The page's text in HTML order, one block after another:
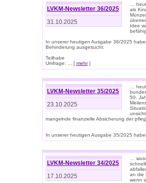
LVKM-Newsletter 36/2025
31.10.2025
…
als
Idee
In unserer heutigen Ausgabe 36/2025
Behinderung ausgesucht:
Teilhabe
Umfrage: ... [ mehr]
LVKM-Newsletter 35/2025
23.10.2025
…
50.
mangelnde finanzielle Absicherung der
In unserer heutigen Ausgabe 35/2025
LVKM-Newsletter 34/2025
17.10.2025
…
an die
wenn